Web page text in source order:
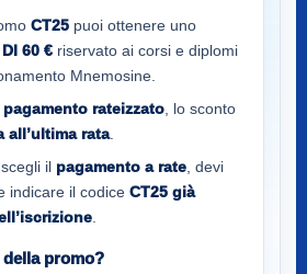
CT25 puoi ottenere uno
60 € riservato ai corsi e diplomi
Mnemosine.
pagamento rateizzato , lo sconto
all’ultima rata.
il pagamento a rate , devi
indicare il codice CT25 già
promo?